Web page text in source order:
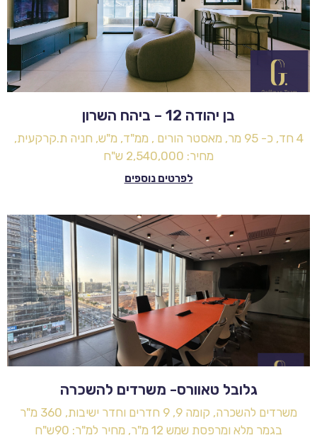
בן יהודה 12 – ביהח השרון
4 חד, כ- 95 מר, מאסטר הורים , ממ"ד, מ"ש, חניה ת.קרקעית,
מחיר: 2,540,000 ש"ח
לפרטים נוספים
גלובל טאוורס- משרדים להשכרה
משרדים להשכרה, קומה 9, 9 חדרים וחדר ישיבות, 360 מ"ר
בגמר מלא ומרפסת שמש 12 מ"ר, מחיר למ"ר: 90ש"ח